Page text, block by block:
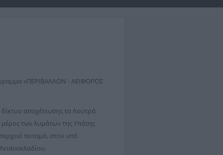
«ΠΕΡΙΒΑΛΛΟΝ - ΑΕΙΦΟΡΟΣ
αποχέτευσης τα Λουτρά
μέρος των λυμάτων της Υπάτης
ποταμό, στον υπό